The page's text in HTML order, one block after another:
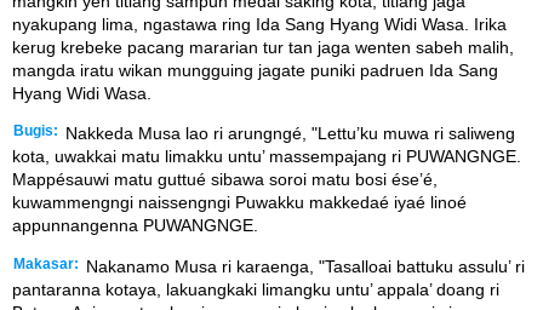
nyakupang lima, ngastawa ring Ida Sang Hyang Widi Wasa. Irika
kerug krebeke pacang mararian tur tan jaga wenten sabeh malih,
mangda iratu wikan mungguing jagate puniki padruen Ida Sang
Hyang Widi Wasa.
Bugis:
Nakkeda Musa lao ri arungngé, "Lettu’ku muwa ri saliweng
kota, uwakkai matu limakku untu’ massempajang ri PUWANGNGE.
Mappésauwi matu guttué sibawa soroi matu bosi ése’é,
kuwammengngi naissengngi Puwakku makkedaé iyaé linoé
appunnangenna PUWANGNGE.
Makasar:
Nakanamo Musa ri karaenga, "Tasalloai battuku assulu’ ri
pantaranna kotaya, lakuangkaki limangku untu’ appala’ doang ri